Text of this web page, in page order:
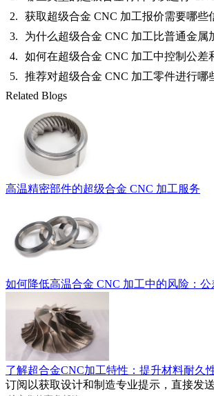
获取超级合金 CNC 加工报价需要哪些
为什么超级合金 CNC 加工比普通金属
如何在超级合金 CNC 加工中控制公差
推荐对超级合金 CNC 加工零件进行哪
Related Blogs
高温精密部件的超级合金 CNC 加工服务
如何降低高温合金 CNC 加工中的风险：
了解超合金CNC加工特性：提升材料耐久
订阅以获取设计和制造专业提示，直接发